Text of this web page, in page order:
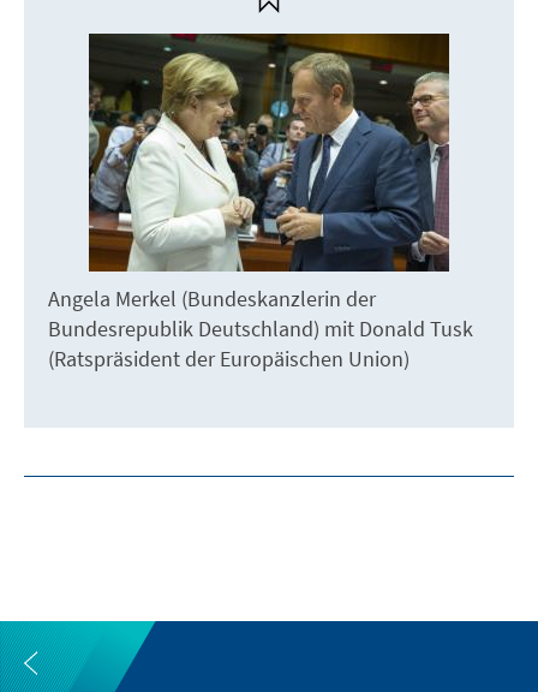
Angela Merkel (Bundeskanzlerin der
Bundesrepublik Deutschland) mit Donald Tusk
(Ratspräsident der Europäischen Union)